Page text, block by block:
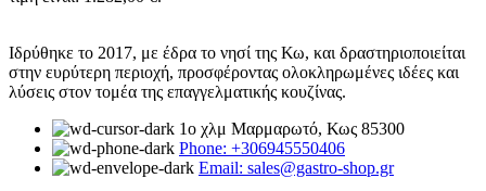
Ιδρύθηκε το 2017, με έδρα το νησί της Κω, και δραστηριοποιείται
στην ευρύτερη περιοχή, προσφέροντας ολοκληρωμένες ιδέες και
λύσεις στον τομέα της επαγγελματικής κουζίνας.
1ο χλμ Μαρμαρωτό, Κως 85300
Phone: +306945550406
Email: sales@gastro-shop.gr